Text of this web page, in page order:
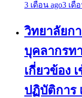
3 เดือน ago3 เดื
วิทยาลัยก
บุคลากรท
เกี่ยวข้อง
ปฏิบัติการ